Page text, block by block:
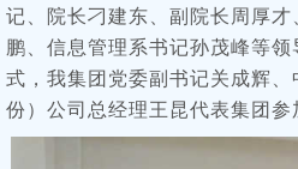
记、院长刁建东、副院长周厚
鹏、信息管理系书记孙茂峰等
式，我集团党委副书记关成辉
份）公司总经理王昆代表集团参